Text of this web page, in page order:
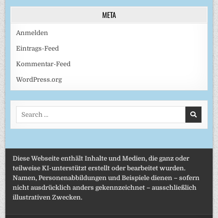
META
Anmelden
Eintrags-Feed
Kommentar-Feed
WordPress.org
Search
Diese Webseite enthält Inhalte und Medien, die ganz oder
teilweise KI-unterstützt erstellt oder bearbeitet wurden.
Namen, Personenabbildungen und Beispiele dienen – sofern
nicht ausdrücklich anders gekennzeichnet – ausschließlich
illustrativen Zwecken.